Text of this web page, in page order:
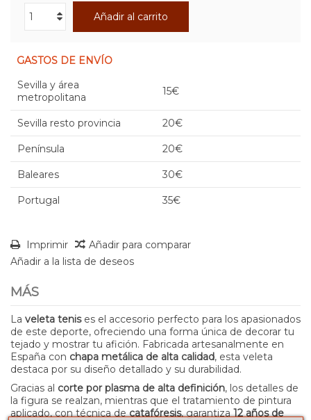
Añadir al carrito
GASTOS DE ENVÍO
Sevilla y área
metropolitana
15€
Sevilla resto provincia 20€
Península 20€
Baleares 30€
Portugal 35€
Imprimir
Añadir para comparar
Añadir a la lista de deseos
MÁS
La veleta tenises el accesorio perfecto para los apasionados
de este deporte, ofreciendo una forma única de decorar tu
tejado y mostrar tu afición. Fabricada artesanalmente en
España con chapa metálica de alta calidad, esta veleta
destaca por su diseño detallado y su durabilidad.
Gracias al corte por plasma de alta definición, los detalles de
la figura se realzan, mientras que el tratamiento de pintura
aplicado, con técnica decatafóresis, garantiza12 años de